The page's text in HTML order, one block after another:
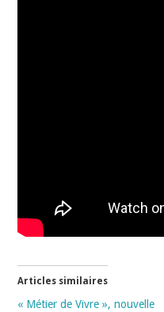
Articles similaires
« Métier de Vivre », nouvelle